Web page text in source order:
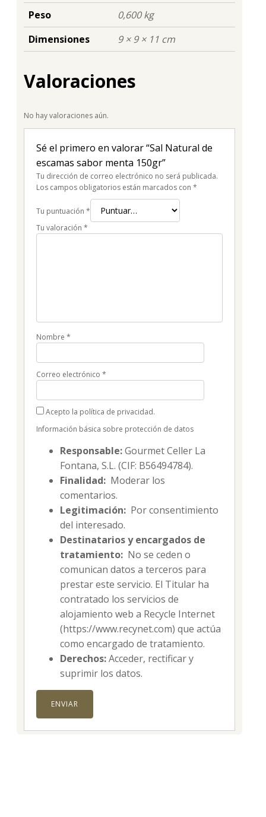
Peso
0,600 kg
Dimensiones
9 × 9 × 11 cm
Valoraciones
No hay valoraciones aún.
Sé el primero en valorar “Sal Natural de
escamas sabor menta 150gr”
Tu dirección de correo electrónico no será publicada.
Los campos obligatorios están marcados con *
Tu puntuación *
Tu valoración *
Nombre *
Correo electrónico *
Acepto la política de privacidad.
Información básica sobre protección de datos
Responsable:Gourmet Celler La
Fontana, S.L. (CIF: B56494784).
Finalidad: Moderar los
comentarios.
Legitimación: Por consentimiento
del interesado.
Destinatarios y encargados de
tratamiento: No se ceden o
comunican datos a terceros para
prestar este servicio. El Titular ha
contratado los servicios de
alojamiento web a Recycle Internet
(https://www.recynet.com) que actúa
como encargado de tratamiento.
Derechos:Acceder, rectificar y
suprimir los datos.